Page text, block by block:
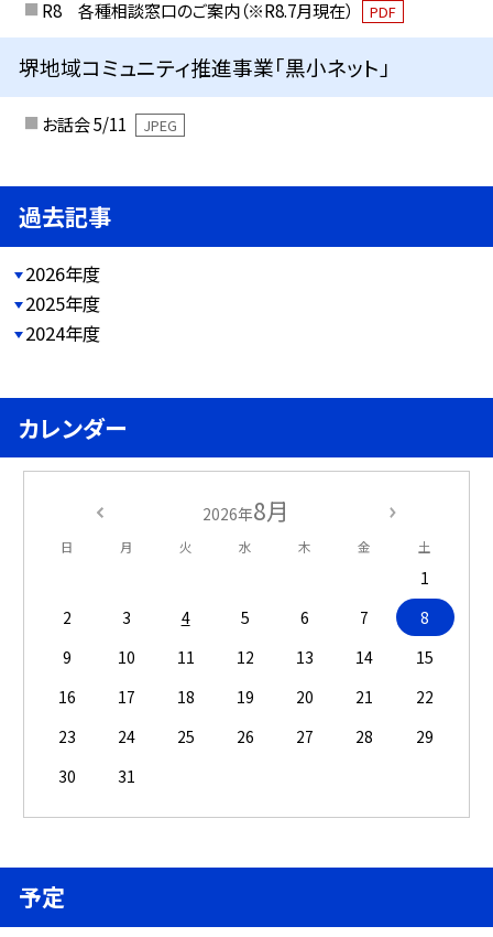
R8 各種相談窓口のご案内（※R8.7月現在） PDF
堺地域コミュニティ推進事業「黒小ネット」
お話会 5/11 JPEG
過去記事
2026年度
2025年度
2024年度
カレンダー
2026年8月
日 月 火 水 木 金 土
1
2
3 4 5 6 7
8
9
10 11 12 13 14
15
16
17 18 19 20 21
22
23
24 25 26 27 28
29
30
31
予定